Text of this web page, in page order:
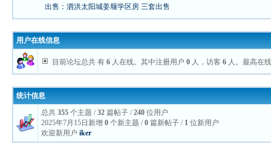
出售：泗洪太阳城姜堰学区房 三套出售
用户在线信息
目前论坛总共 有 6 人在线。其中注册用户 0 人，访客 6 人。最高在
统计信息
总共 355 个主题 /32 篇帖子 /240 位用户
2025年7月15日新增 0 个新主题 /0 篇新帖子 / 1 位新用户
欢迎新用户 iker